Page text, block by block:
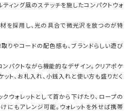
ィング風のステッチを施したコンパクトウォ
を採用し、光の具合で微光沢を放つのが特
りやコードの配色感も、ブランドらしい遊び
ンパクトながら機能的なデザイン。クリアポケ
ット、お札入れ、小銭入れと使い方も盛りだく
ウォレットとして首から下げたり、ロープの
にもアレンジ可能。ウォレットを外せば携帯